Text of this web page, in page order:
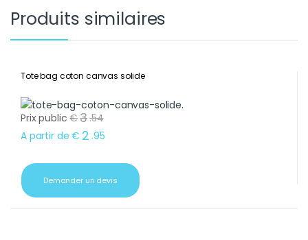
Produits similaires
Tote bag coton canvas solide
Prix public €3.54
A partir de € 2 .95
Demander un devis